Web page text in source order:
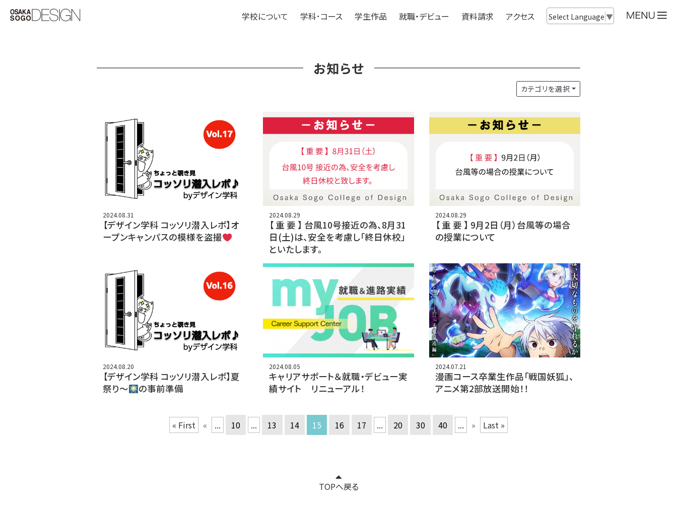
学校について 学科･コース 学生作品 就職・デビュー 資料請求 アクセス Select Language ▼
お知らせ
カテゴリを選択
2024.08.31
【デザイン学科 コッソリ潜入レポ】オ
ープンキャンパスの模様を盗撮
2024.08.29
【 重 要 】 台風10号接近の為、8月31
日(土)は、安全を考慮し「終日休校」
といたします。
2024.08.29
【 重 要 】 9月2日（月）台風等の場合
の授業について
2024.08.20
【デザイン学科 コッソリ潜入レポ】夏
祭り〜
の事前準備
2024.08.05
キャリアサポート＆就職・デビュー実
績サイト リニューアル！
2024.07.21
漫画コース卒業生作品「戦国妖狐」、
アニメ第2部放送開始！！
« First « ... 10 ... 13 14 15 16 17 ... 20 30 40 ... » Last »
TOPへ戻る